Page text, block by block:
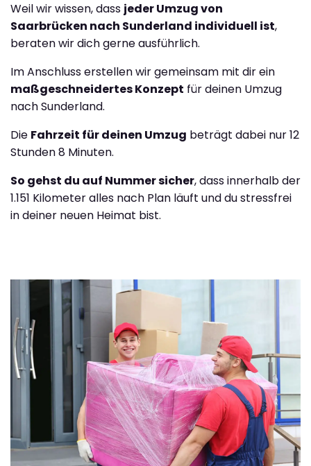
Weil wir wissen, dass jeder Umzug von
Saarbrücken nach Sunderland individuell ist,
beraten wir dich gerne ausführlich.
Im Anschluss erstellen wir gemeinsam mit dir ein
maßgeschneidertes Konzept für deinen Umzug
nach Sunderland.
Die Fahrzeit für deinen Umzug beträgt dabei nur 12
Stunden 8 Minuten.
So gehst du auf Nummer sicher, dass innerhalb der
1.151 Kilometer alles nach Plan läuft und du stressfrei
in deiner neuen Heimat bist.